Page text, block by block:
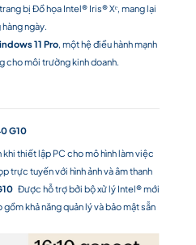
bị Đồ họa Intel® Iris® Xᵉ, mang lại
ngày.
11 Pro, một hệ điều hành mạnh
cho môi trường kinh doanh.
G10
thiết lập PC cho mô hình làm việc
trực tuyến với hình ảnh và âm thanh
Được hỗ trợ bởi bộ xử lý Intel® mới
khả năng quản lý và bảo mật sẵn